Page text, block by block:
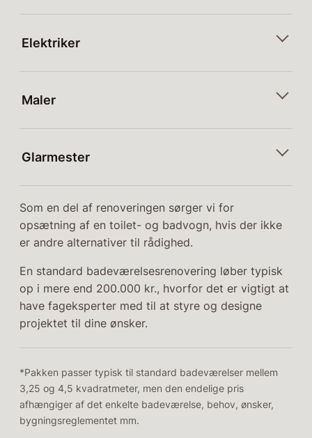
Elektriker
Maler
Glarmester
Som en del af renoveringen sørger vi for
opsætning af en toilet- og badvogn, hvis der ikke
er andre alternativer til rådighed.
En standard badeværelsesrenovering løber typisk
op i mere end 200.000 kr., hvorfor det er vigtigt at
have fageksperter med til at styre og designe
projektet til dine ønsker.
*Pakken passer typisk til standard badeværelser mellem
3,25 og 4,5 kvadratmeter, men den endelige pris
afhængiger af det enkelte badeværelse, behov, ønsker,
bygningsreglementet mm.